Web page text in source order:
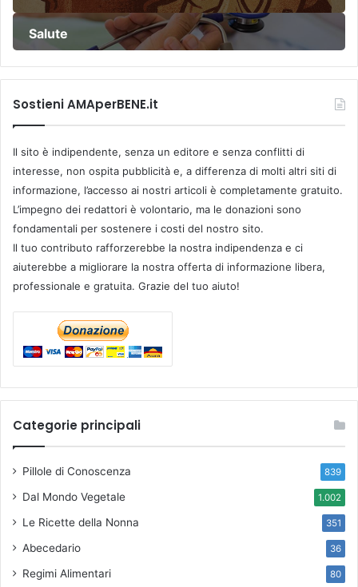
Salute
Sostieni AMAperBENE.it
Il sito è indipendente, senza un editore e senza conflitti di
interesse, non ospita pubblicità e, a differenza di molti altri siti di
informazione, l’accesso ai nostri articoli è completamente gratuito.
L’impegno dei redattori è volontario, ma le donazioni sono
fondamentali per sostenere i costi del nostro sito.
Il tuo contributo rafforzerebbe la nostra indipendenza e ci
aiuterebbe a migliorare la nostra offerta di informazione libera,
professionale e gratuita. Grazie del tuo aiuto!
Categorie principali
Pillole di Conoscenza 839
Dal Mondo Vegetale 1.002
Le Ricette della Nonna 351
Abecedario 36
Regimi Alimentari 80